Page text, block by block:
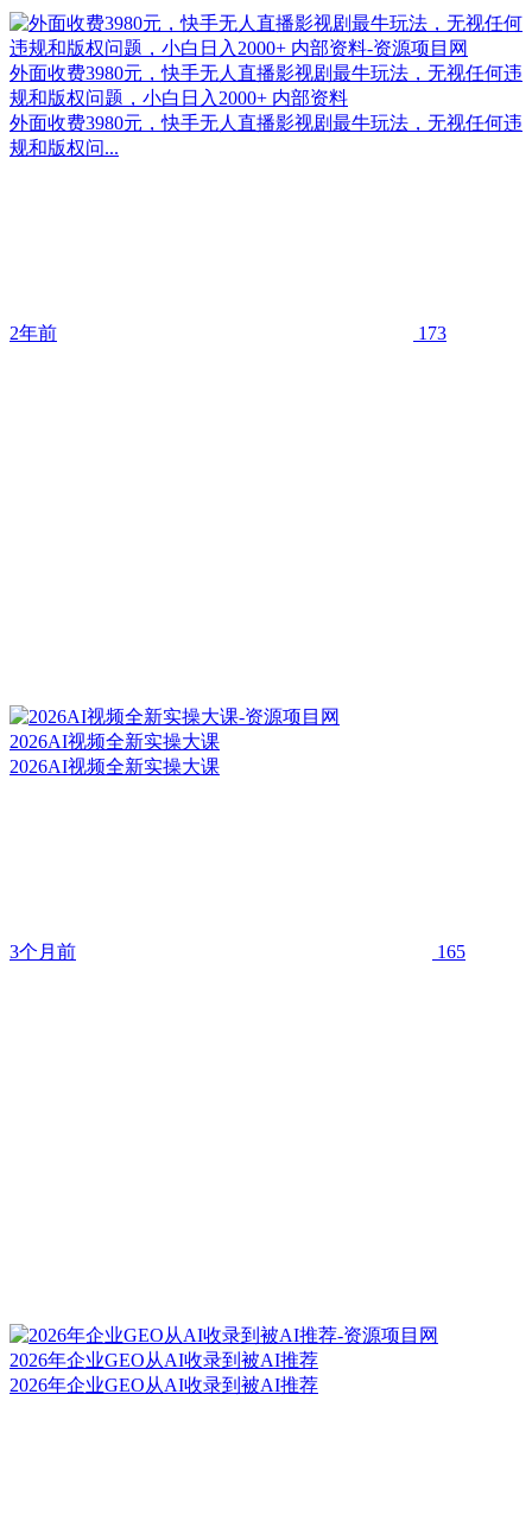
外面收费3980元，快手无人直播影视剧最牛玩法，无视任何违
规和版权问题，小白日入2000+ 内部资料
外面收费3980元，快手无人直播影视剧最牛玩法，无视任何违
规和版权问...
2年前 173
2026AI视频全新实操大课
2026AI视频全新实操大课
3个月前 165
2026年企业GEO从AI收录到被AI推荐
2026年企业GEO从AI收录到被AI推荐